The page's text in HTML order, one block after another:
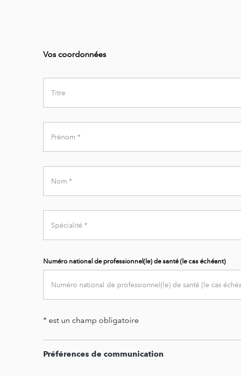
Vos coordonnées
Title
First
Last
Specialty
Numéro national de professionnel(le) de santé (le cas échéant)
Second
* est un champ obligatoire
Second
Préférences de communication